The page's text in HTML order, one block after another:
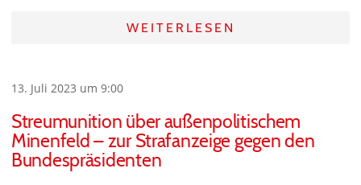
WEITERLESEN
13. Juli 2023 um 9:00
Streumunition über außenpolitischem
Minenfeld – zur Strafanzeige gegen den
Bundespräsidenten